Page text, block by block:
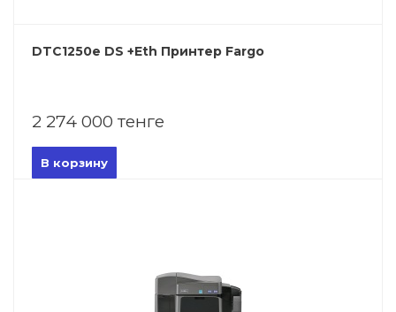
DTC1250e DS +Eth Принтер Fargo
2 274 000 тенге
В корзину